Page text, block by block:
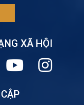
XÃ HỘI